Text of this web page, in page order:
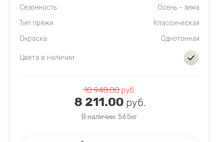
Сезонность
Осень - зима
Тип пряжи
Классическая
Окраска
Однотонная
Цвета в наличии
10 948.00руб.
8 211.00 руб.
В наличии: 565кг